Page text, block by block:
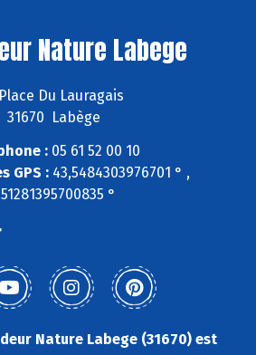
Nature Labege
Du Lauragais
31670 Labège
:05 61 52 00 10
GPS : 43,5484303976701 ° ,
°
Nature Labege (31670) est